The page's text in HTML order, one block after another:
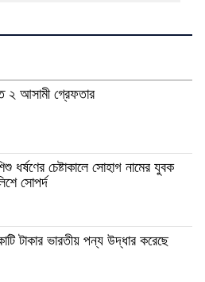
২ আসামী গ্রেফতার
ধর্ষণের চেষ্টাকালে সোহাগ নামের যুবক
সোপর্দ
টাকার ভারতীয় পন্য উদ্ধার করেছে